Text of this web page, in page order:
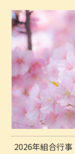
2026年組合行事